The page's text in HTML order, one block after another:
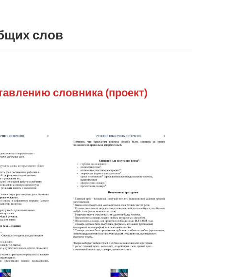
слов
словника (проект)